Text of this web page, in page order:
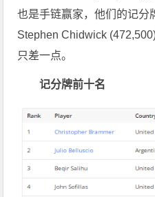
也是手链赢家，他们的记分
Stephen Chidwick
只差一点。
记分牌前十名